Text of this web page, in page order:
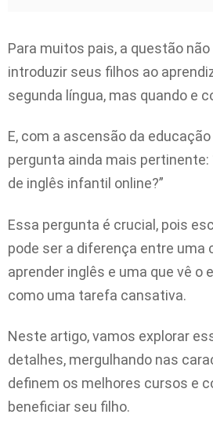
Para muitos pais, a questão
introduzir seus filhos ao
segunda língua, mas quando e
E, com a ascensão da
pergunta ainda mais pertinente:
de inglês infantil online?”
Essa pergunta é crucial, pois
pode ser a diferença entre uma
aprender inglês e uma que vê o
como uma tarefa cansativa.
Neste artigo, vamos explorar
detalhes, mergulhando nas
definem os melhores cursos e
beneficiar seu filho.